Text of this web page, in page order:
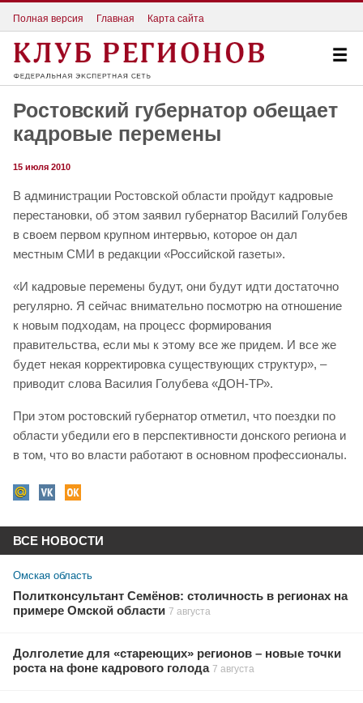
Полная версия Главная Карта сайта
Ростовский губернатор обещает
кадровые перемены
15 июля 2010
В администрации Ростовской области пройдут кадровые
перестановки, об этом заявил губернатор Василий Голубев
в своем первом крупном интервью, которое он дал
местным СМИ в редакции «Российской газеты».
«И кадровые перемены будут, они будут идти достаточно
регулярно. Я сейчас внимательно посмотрю на отношение
к новым подходам, на процесс формирования
правительства, если мы к этому все же придем. И все же
будет некая корректировка существующих структур», –
приводит слова Василия Голубева «ДОН-ТР».
При этом ростовский губернатор отметил, что поездки по
области убедили его в перспективности донского региона и
в том, что во власти работают в основном профессионалы.
ВСЕ НОВОСТИ
Омская область
Политконсультант Семёнов: столичность в регионах на
примере Омской области 7 августа
Долголетие для «стареющих» регионов – новые точки
роста на фоне кадрового голода 7 августа